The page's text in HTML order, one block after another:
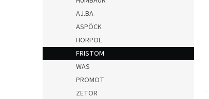
AJ.BA
ASPÖCK
HORPOL
FRISTOM
WAS
PROMOT
ZETOR